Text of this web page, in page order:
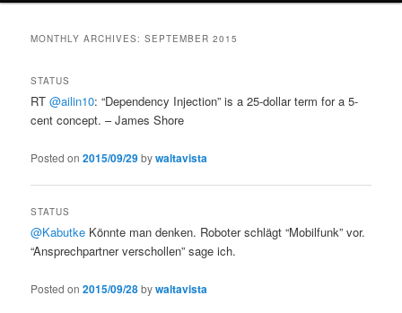
MONTHLY ARCHIVES:SEPTEMBER 2015
STATUS
RT@ailin10: “Dependency Injection” is a 25-dollar term for a 5-
cent concept. – James Shore
Posted on2015/09/29bywaltavista
STATUS
@Kabutke Könnte man denken. Roboter schlägt “Mobilfunk” vor.
“Ansprechpartner verschollen” sage ich.
Posted on2015/09/28bywaltavista